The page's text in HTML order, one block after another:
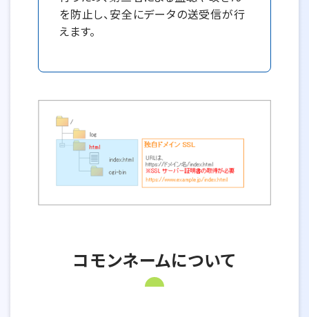
を防止し、安全にデータの送受信が行
えます。
コモンネームについて